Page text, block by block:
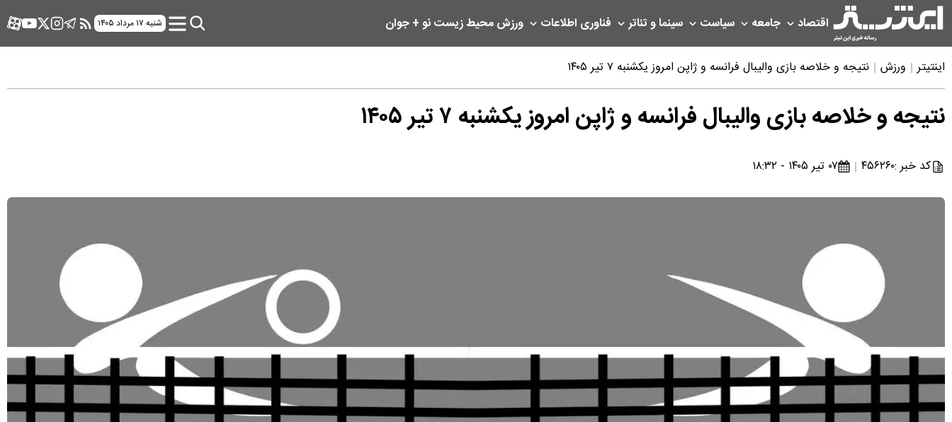
اقتصاد جامعه سیاست سینما و تئاتر فناوری اطلاعات ورزشمحیط زیستنو + جوان شنبه ۱۷ مرداد ۱۴۰۵
اینتیتر ورزش نتیجه و خلاصه بازی والیبال فرانسه و ژاپن امروز یکشنبه ۷ تیر ۱۴۰۵
نتیجه و خلاصه بازی والیبال فرانسه و ژاپن امروز یکشنبه ۷ تیر ۱۴۰۵
کد خبر :۴۵۶۲۶۰ ۰۷ تیر ۱۴۰۵ - ۱۸:۳۲